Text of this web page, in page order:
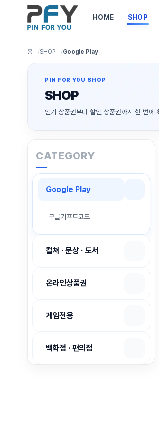
HOME SHOP
홈 SHOP Google Play
PIN FOR YOU SHOP
SHOP
인기 상품권부터 할인 상품권까지 한 번에
CATEGORY
Google Play
구글기프트코드
컬쳐 · 문상 · 도서
온라인상품권
게임전용
백화점 · 편의점